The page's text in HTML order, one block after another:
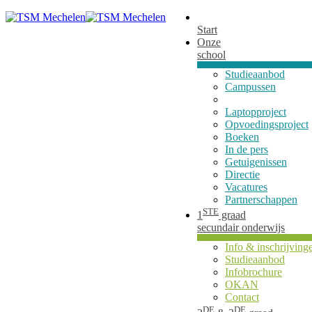
Start
Onze
school
Studieaanbod
Campussen
Laptopproject
Opvoedingsproject
Boeken
In de pers
Getuigenissen
Directie
Vacatures
Partnerschappen
1 STE graad
secundair onderwijs
Info &
Studieaanbod
Infobrochure
OKAN
Contact
DE DE